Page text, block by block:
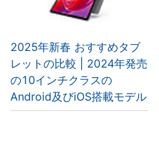
2025年新春 おすすめタブ
レットの比較 | 2024年発売
の10インチクラスの
Android及びiOS搭載モデル